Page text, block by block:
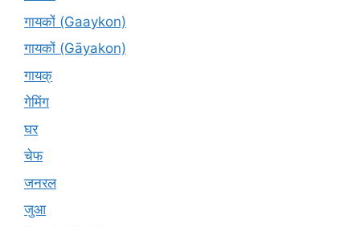
गायकों (Gaaykon)
गायकों (Gāyakon)
गायक्
गेमिंग
घर
चेफ
जनरल
जुआ